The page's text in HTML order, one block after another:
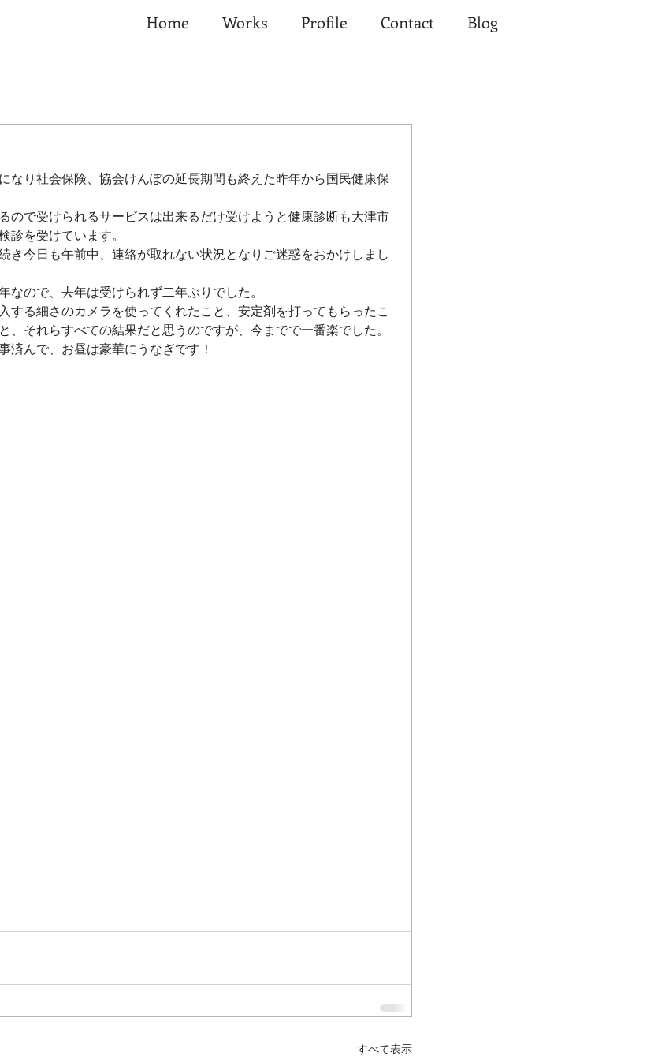
Home Works Profile Contact Blog
なり社会保険、協会けんぽの延長期間も終えた昨年から国民健康保
ので受けられるサービスは出来るだけ受けようと健康診断も大津市
診を受けています。
き今日も午前中、連絡が取れない状況となりご迷惑をおかけしまし
なので、去年は受けられず二年ぶりでした。
する細さのカメラを使ってくれたこと、安定剤を打ってもらったこ
、それらすべての結果だと思うのですが、今までで一番楽でした。
済んで、お昼は豪華にうなぎです！
すべて表示